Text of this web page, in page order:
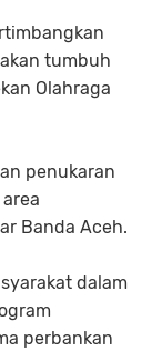
tumbuh
Olahraga
penukaran
Banda Aceh.
dalam
perbankan